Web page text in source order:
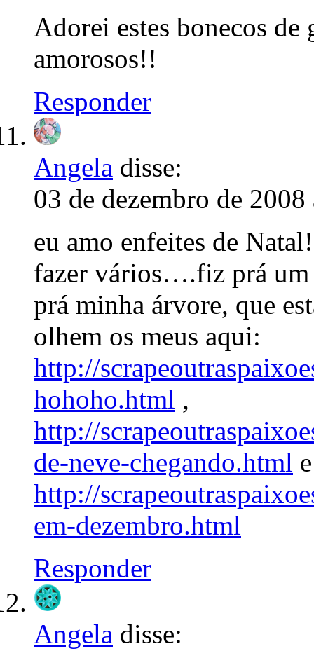
Adorei estes bonecos
amorosos!!
Responder
Angela disse:
03 de dezembro de 2008
eu amo enfeites de
fazer vários….fiz prá um
prá minha árvore, que
olhem os meus aqui:
http://
hohoho.html ,
http://
de-neve-chegando.html e
http://
em-dezembro.html
Responder
Angela disse: